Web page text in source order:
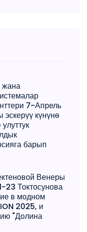
жана
7-Апрель
күнүнө
барып
Венеры
23 Токтосунова
в модном
2025, и
"Долина